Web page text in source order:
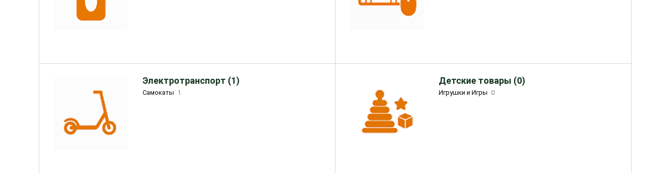
Электротранспорт (1)
Самокаты 1
Детские товары (0)
Игрушки и Игры 0